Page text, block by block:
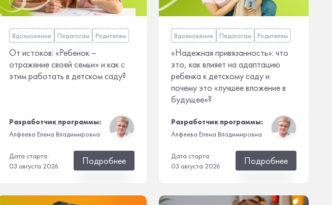
Вдохновение Педагогам Родителям
От истоков: «Ребенок –
отражение своей семьи» и как с
этим работать в детском саду?
Разработчик программы:
Алфеева Елена Владимировна
Дата старта:
03 августа 2026
Подробнее
Вдохновение Педагогам Родителям
«Надежная привязанность»: что
это, как влияет на адаптацию
ребенка к детскому саду и
почему это «лучшее вложение в
будущее»?
Разработчик программы:
Алфеева Елена Владимировна
Дата старта:
03 августа 2026
Подробнее